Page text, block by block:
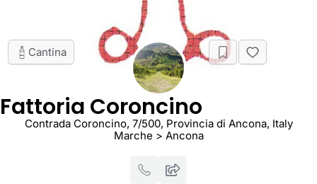
Cantina
Fattoria Coroncino
Contrada Coroncino, 7/500, Provincia di Ancona, Italy
Marche > Ancona